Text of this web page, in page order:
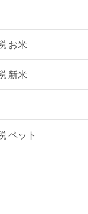
お米
新米
ペット